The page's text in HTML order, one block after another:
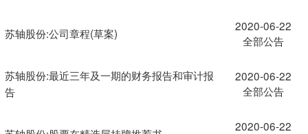
苏轴股份:公司章程(草案)
2020-06-22
全部公告
苏轴股份:最近三年及一期的财务报告和审计报
告
2020-06-22
全部公告
2020-06-22